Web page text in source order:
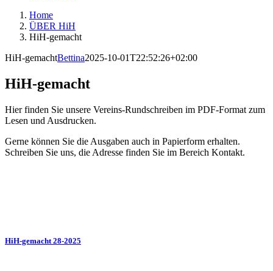
Home
ÜBER HiH
HiH-gemacht
HiH-gemachtBettina2025-10-01T22:52:26+02:00
HiH-gemacht
Hier finden Sie unsere Vereins-Rundschreiben im PDF-Format zum
Lesen und Ausdrucken.
Gerne können Sie die Ausgaben auch in Papierform erhalten.
Schreiben Sie uns, die Adresse finden Sie im Bereich Kontakt.
HiH-gemacht 28-2025